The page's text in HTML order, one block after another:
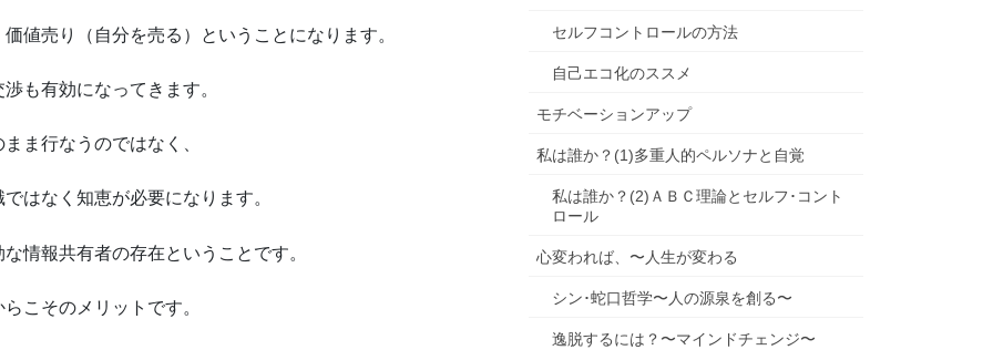
値売り（自分を売る）ということになります。
も有効になってきます。
ま行なうのではなく、
はなく知恵が必要になります。
情報共有者の存在ということです。
こそのメリットです。
セルフコントロールの方法
自己エコ化のススメ
モチベーションアップ
私は誰か？(1)多重人的ペルソナと自覚
私は誰か？(2)ＡＢＣ理論とセルフ･コント
ロール
心変われば、〜人生が変わる
シン･蛇口哲学〜人の源泉を創る〜
逸脱するには？〜マインドチェンジ〜